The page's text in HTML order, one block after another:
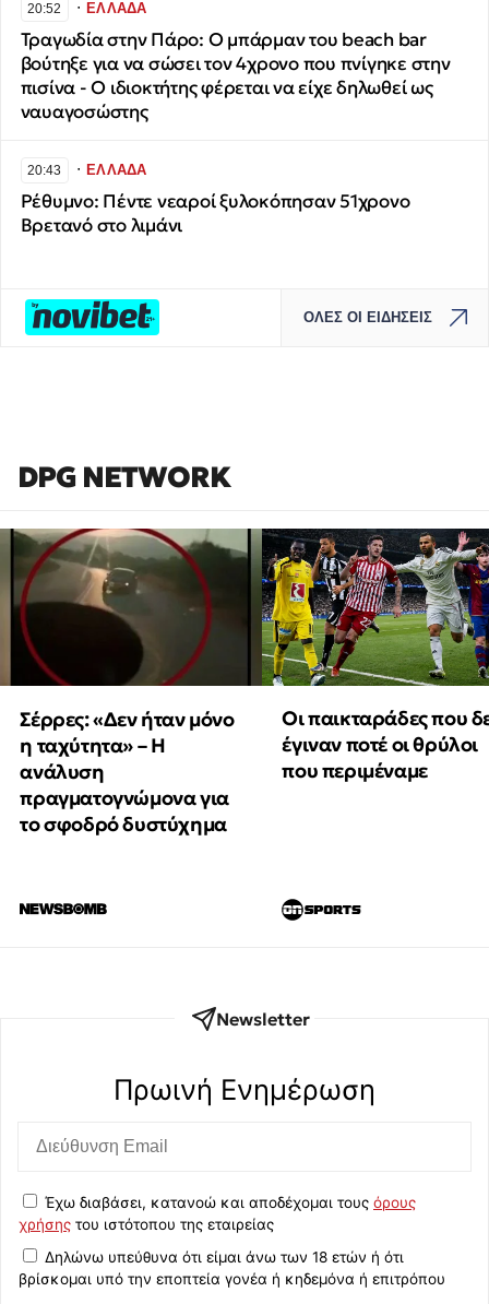
20:52 ∙ΕΛΛΑΔΑ
Τραγωδία στην Πάρο: Ο μπάρμαν του beach bar
βούτηξε για να σώσει τον 4χρονο που πνίγηκε στην
πισίνα - Ο ιδιοκτήτης φέρεται να είχε δηλωθεί ως
ναυαγοσώστης
20:43 ∙ΕΛΛΑΔΑ
Ρέθυμνο: Πέντε νεαροί ξυλοκόπησαν 51χρονο
Βρετανό στο λιμάνι
ΟΛΕΣ ΟΙ ΕΙΔΗΣΕΙΣ
DPG NETWORK
Σέρρες: «Δεν ήταν μόνο
η ταχύτητα» – Η
ανάλυση
πραγματογνώμονα για
το σφοδρό δυστύχημα
Οι παικταράδες που
έγιναν ποτέ οι θρύλοι
που περιμέναμε
Newsletter
Πρωινή Eνημέρωση
Έχω διαβάσει, κατανοώ και αποδέχομαι τους όρους
χρήσης του ιστότοπου της εταιρείας
Δηλώνω υπεύθυνα ότι είμαι άνω των 18 ετών ή ότι
βρίσκομαι υπό την εποπτεία γονέα ή κηδεμόνα ή επιτρόπου